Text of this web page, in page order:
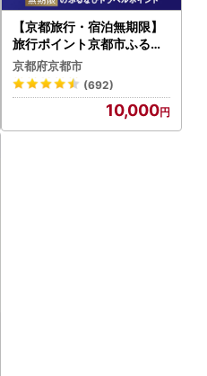
【京都旅行・宿泊無期限】
旅行ポイント京都市ふるな
びトラベルポイント
京都府京都市
(692)
10,000